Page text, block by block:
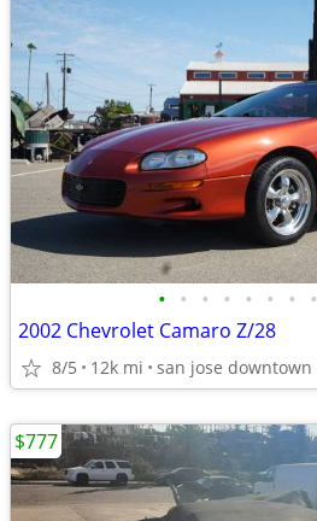
• • • • • • • •
2002 Chevrolet Camaro Z/28
8/5 12k mi san jose downtown
$777